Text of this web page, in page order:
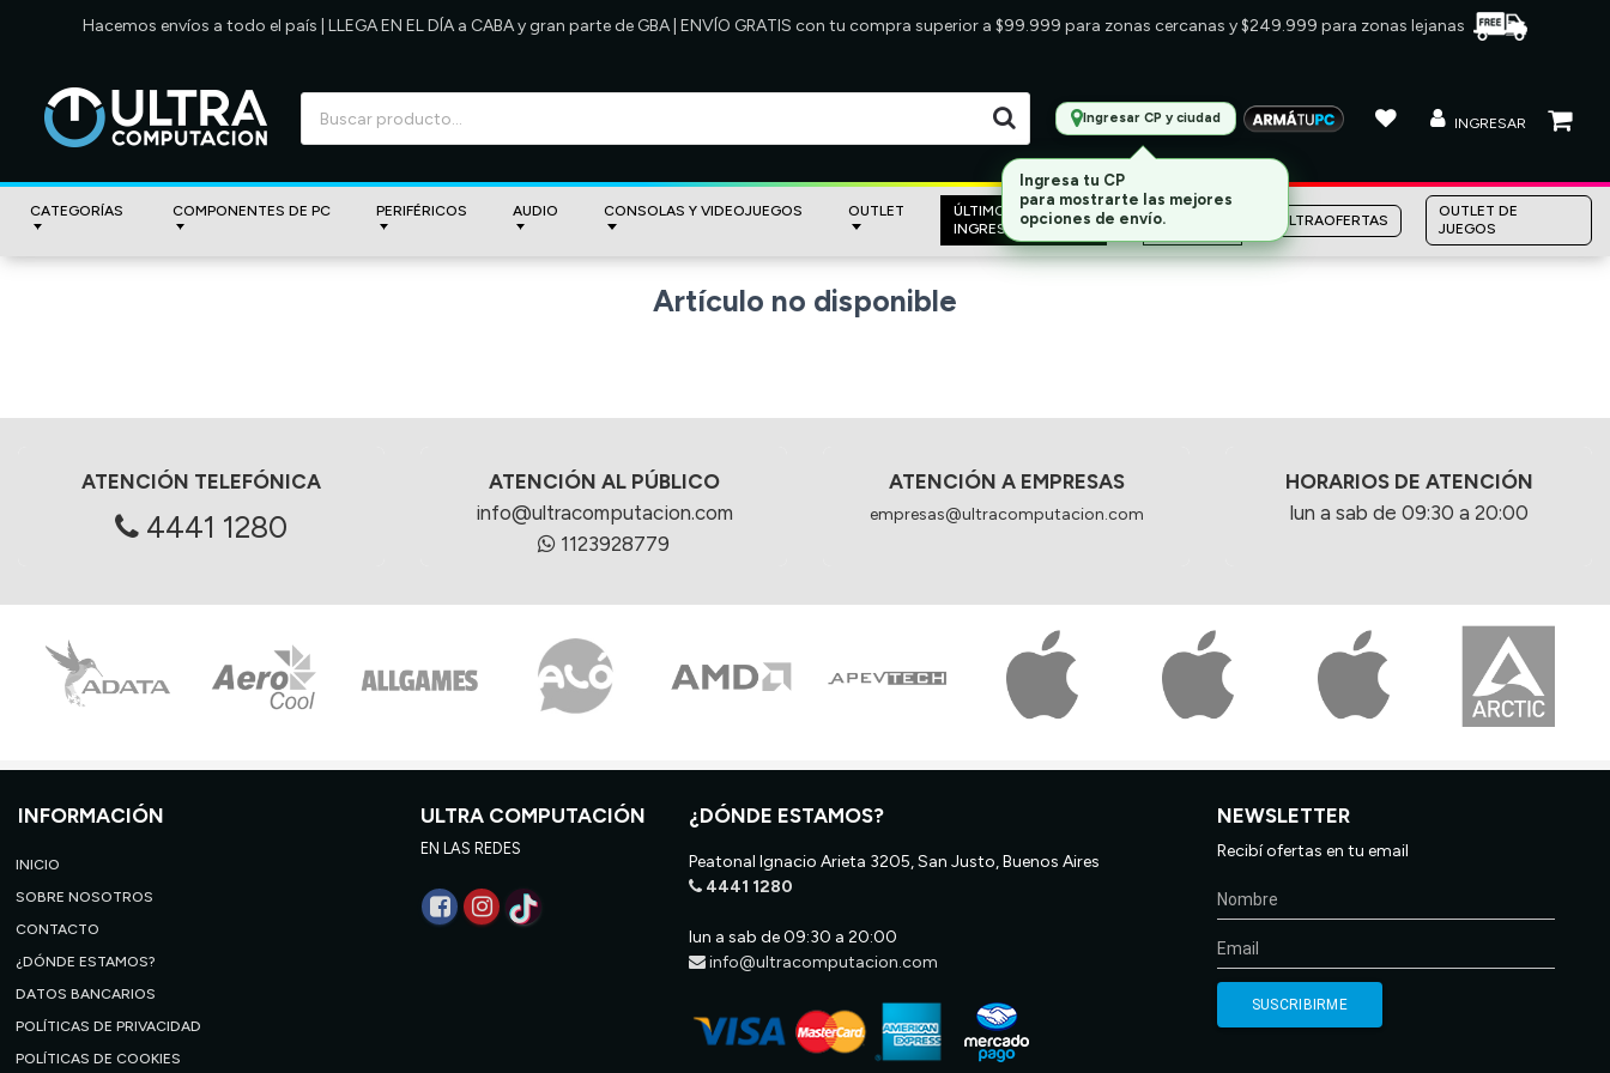
Hacemos envíos a todo el país | LLEGA EN EL DÍA a CABA y gran parte de GBA | ENVÍO GRATIS con tu compra superior a $99.999 para zonas cercanas y $249.999 para zonas lejanas
Ingresar CP y ciudad INGRESAR
CATEGORÍAS COMPONENTES DE PC PERIFÉRICOS AUDIO CONSOLAS Y VIDEOJUEGOS OUTLET
ÚLTIMOS
INGRESOS
MARCAS
ULTRAOFERTAS
OUTLET DE
JUEGOS
Artículo no disponible
ATENCIÓN TELEFÓNICA
4441 1280
ATENCIÓN AL PÚBLICO
info@ultracomputacion.com
1123928779
ATENCIÓN A EMPRESAS
empresas@ultracomputacion.com
HORARIOS DE ATENCIÓN
lun a sab de 09:30 a 20:00
INFORMACIÓN
INICIO
SOBRE NOSOTROS
CONTACTO
¿DÓNDE ESTAMOS?
DATOS BANCARIOS
POLÍTICAS DE PRIVACIDAD
POLÍTICAS DE COOKIES
ULTRA COMPUTACIÓN
EN LAS REDES
¿DÓNDE ESTAMOS?
Peatonal Ignacio Arieta 3205, San Justo, Buenos Aires
4441 1280
lun a sab de 09:30 a 20:00
info@ultracomputacion.com
NEWSLETTER
Recibí ofertas en tu email
Ingresa tu CP
para mostrarte las mejores
opciones de envío.